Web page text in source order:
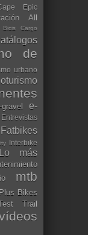
Epic
All
Bicis Cargo
de
urbano
gravel
e-
Entrevistas
Fatbikes
Interbike
Lo más
mtb
Plus Bikes
Trail